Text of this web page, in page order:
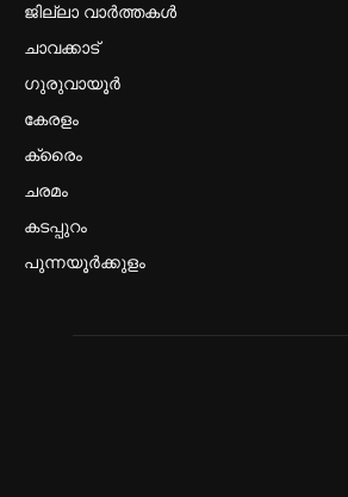
ജില്ലാ വാർത്തകൾ
ചാവക്കാട്
ഗുരുവായൂർ
കേരളം
ക്രൈം
ചരമം
കടപ്പുറം
പുന്നയൂർക്കുളം